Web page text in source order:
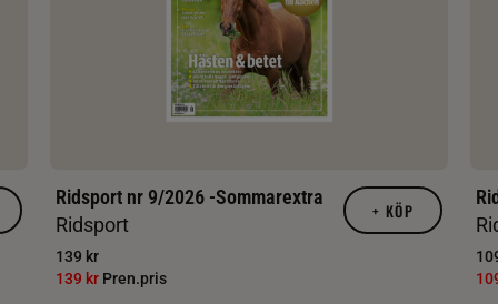
Ridsport nr 9/2026 -Sommarextra
Ridsport
139 kr
139 kr Pren.pris
+ KÖP